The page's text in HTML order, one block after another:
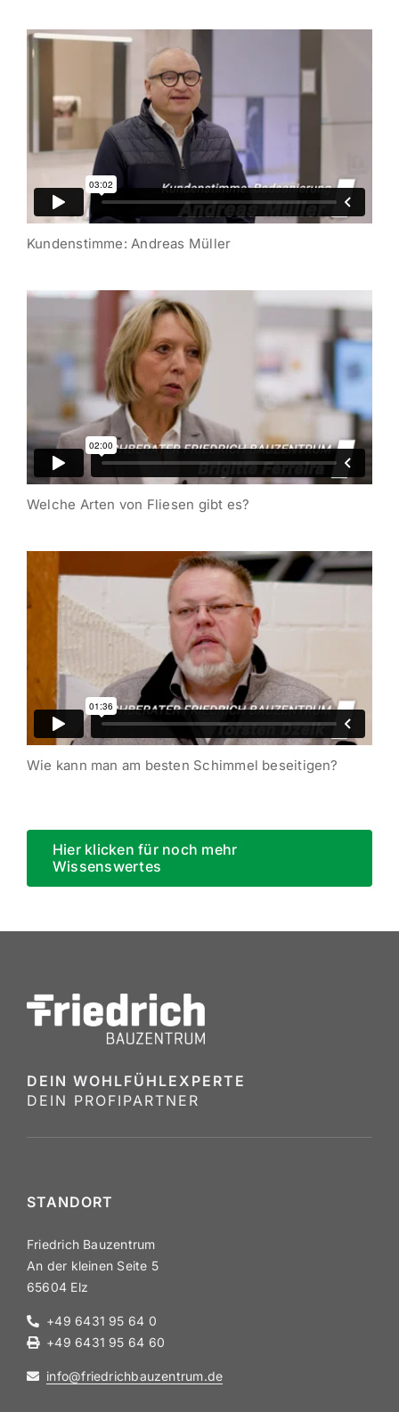
Kunden­stimme: Andreas Müller
Welche Arten von Fliesen gibt es?
Wie kann man am besten Schimmel beseitigen?
Hier klicken für noch mehr
Wissenswertes
DEIN WOHLFÜHL­EX­PERTE
DEIN PROFI­PARTNER
STANDORT
Friedrich Bauzentrum
An der kleinen Seite 5
65604 Elz
+49 6431 95 64 0
+49 6431 95 64 60
info@​friedrichbauzentrum.​de